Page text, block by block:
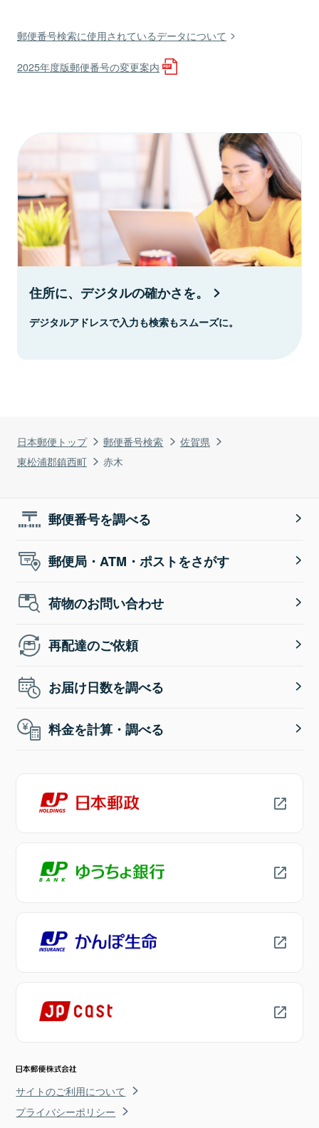
日本郵便トップ 郵便番号検索
佐賀県
東松浦郡鎮西町
赤木
郵便番号検索に使用されているデータについて
2025年度版郵便番号の変更案内
住所に、デジタルの確かさを。
デジタルアドレスで入力も検索もスムーズに。
郵便番号を調べる
郵便局・ATM・ポストをさがす
荷物のお問い合わせ
再配達のご依頼
お届け日数を調べる
料金を計算・調べる
サイトのご利用について
プライバシーポリシー